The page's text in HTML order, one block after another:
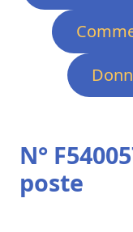
N°
poste